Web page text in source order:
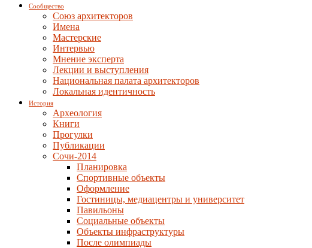
Сообщество
Союз архитекторов
Имена
Мастерские
Интервью
Мнение эксперта
Лекции и выступления
Национальная палата архитекторов
Локальная идентичность
История
Археология
Книги
Прогулки
Публикации
Сочи-2014
Планировка
Спортивные объекты
Оформление
Гостиницы, медиацентры и университет
Павильоны
Социальные объекты
Объекты инфраструктуры
После олимпиады